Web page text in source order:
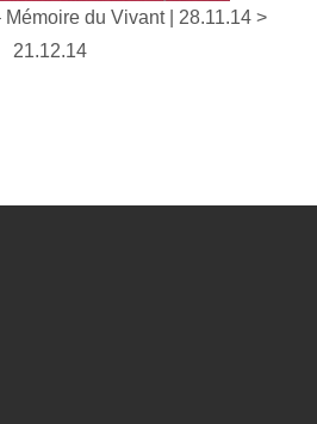
du Vivant | 28.11.14 >
21.12.14